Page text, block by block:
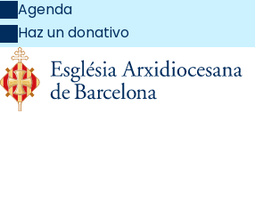
Agenda
Haz un donativo